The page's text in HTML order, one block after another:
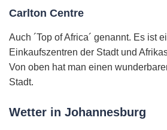
Carlton Centre
Auch ´Top of Africa´ genannt. Es ist
Einkaufszentren der Stadt und
Von oben hat man einen
Stadt.
Wetter in Johannesburg